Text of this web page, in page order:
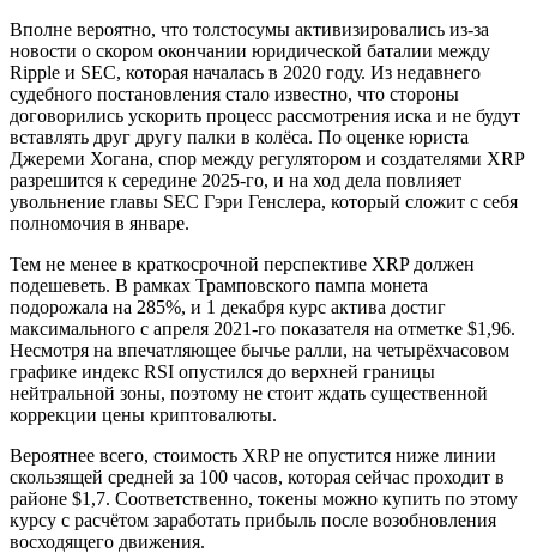
Вполне вероятно, что толстосумы активизировались из-за
новости о скором окончании юридической баталии между
Ripple и SEC, которая началась в 2020 году. Из недавнего
судебного постановления стало известно, что стороны
договорились ускорить процесс рассмотрения иска и не будут
вставлять друг другу палки в колёса. По оценке юриста
Джереми Хогана, спор между регулятором и создателями XRP
разрешится к середине 2025-го, и на ход дела повлияет
увольнение главы SEC Гэри Генслера, который сложит с себя
полномочия в январе.
Тем не менее в краткосрочной перспективе XRP должен
подешеветь. В рамках Трамповского пампа монета
подорожала на 285%, и 1 декабря курс актива достиг
максимального с апреля 2021-го показателя на отметке $1,96.
Несмотря на впечатляющее бычье ралли, на четырёхчасовом
графике индекс RSI опустился до верхней границы
нейтральной зоны, поэтому не стоит ждать существенной
коррекции цены криптовалюты.
Вероятнее всего, стоимость XRP не опустится ниже линии
скользящей средней за 100 часов, которая сейчас проходит в
районе $1,7. Соответственно, токены можно купить по этому
курсу с расчётом заработать прибыль после возобновления
восходящего движения.